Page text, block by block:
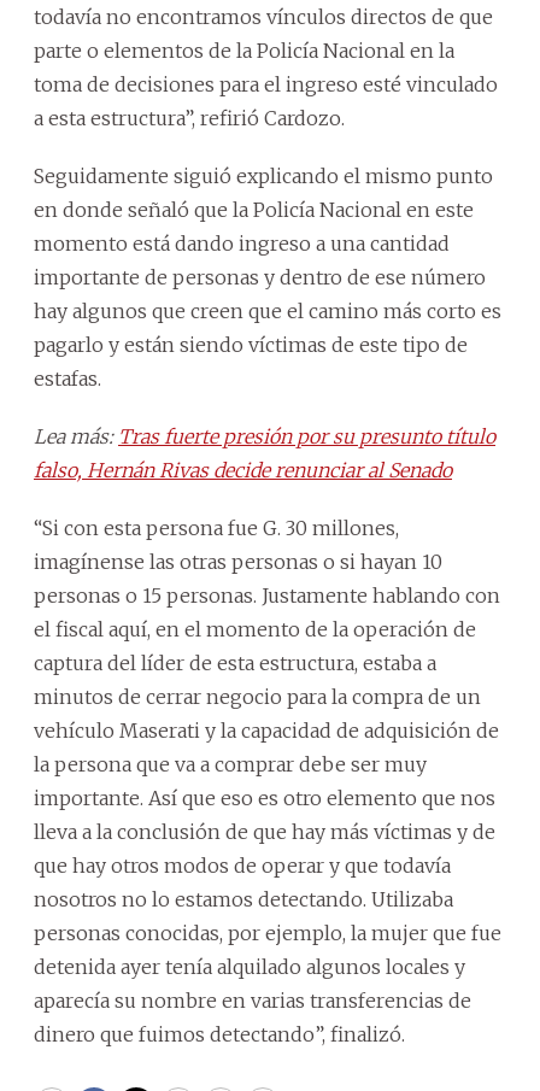
todavía no encontramos vínculos directos de que
parte o elementos de la Policía Nacional en la
toma de decisiones para el ingreso esté vinculado
a esta estructura”, refirió Cardozo.
Seguidamente siguió explicando el mismo punto
en donde señaló que la Policía Nacional en este
momento está dando ingreso a una cantidad
importante de personas y dentro de ese número
hay algunos que creen que el camino más corto es
pagarlo y están siendo víctimas de este tipo de
estafas.
Lea más: Tras fuerte presión por su presunto título
falso, Hernán Rivas decide renunciar al Senado
“Si con esta persona fue G. 30 millones,
imagínense las otras personas o si hayan 10
personas o 15 personas. Justamente hablando con
el fiscal aquí, en el momento de la operación de
captura del líder de esta estructura, estaba a
minutos de cerrar negocio para la compra de un
vehículo Maserati y la capacidad de adquisición de
la persona que va a comprar debe ser muy
importante. Así que eso es otro elemento que nos
lleva a la conclusión de que hay más víctimas y de
que hay otros modos de operar y que todavía
nosotros no lo estamos detectando. Utilizaba
personas conocidas, por ejemplo, la mujer que fue
detenida ayer tenía alquilado algunos locales y
aparecía su nombre en varias transferencias de
dinero que fuimos detectando”, finalizó.